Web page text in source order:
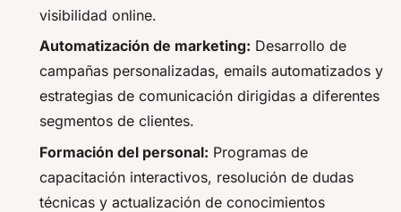
visibilidad online.
Automatización de marketing: Desarrollo de
campañas personalizadas, emails automatizados y
estrategias de comunicación dirigidas a diferentes
segmentos de clientes.
Formación del personal: Programas de
capacitación interactivos, resolución de dudas
técnicas y actualización de conocimientos